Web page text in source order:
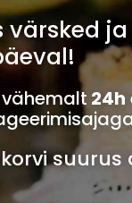
vähemalt 24h
suurus